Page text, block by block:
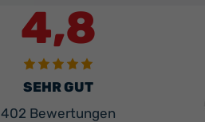
4,8
SEHR GUT
402 Bewertungen